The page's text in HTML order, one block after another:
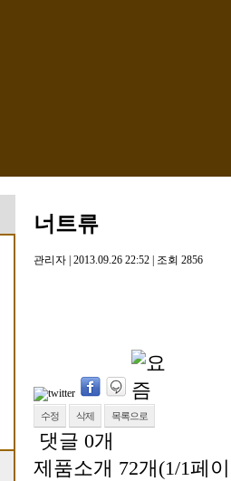
너트류
관리자 2013.09.26 22:52 조회 2856
수정 삭제 목록으로
댓글 0개
제품소개 72개(1/1페